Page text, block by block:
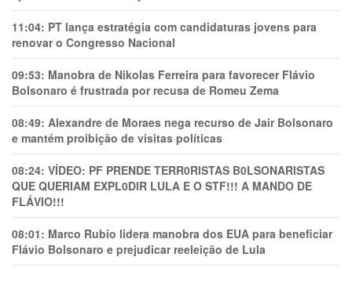
11:04: PT lança estratégia com candidaturas jovens para
renovar o Congresso Nacional
09:53: Manobra de Nikolas Ferreira para favorecer Flávio
Bolsonaro é frustrada por recusa de Romeu Zema
08:49: Alexandre de Moraes nega recurso de Jair Bolsonaro
e mantém proibição de visitas políticas
08:24: VÍDEO: PF PRENDE TERR0RlSTAS B0LSONARlSTAS
QUE QUERIAM EXPL0DlR LULA E O STF!!! A MANDO DE
FLÁVIO!!!
08:01: Marco Rubio lidera manobra dos EUA para beneficiar
Flávio Bolsonaro e prejudicar reeleição de Lula